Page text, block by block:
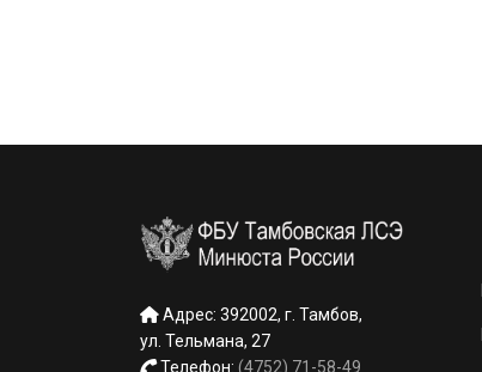
Адрес: 392002, г. Тамбов,
ул. Тельмана, 27
Телефон: (4752) 71-58-49